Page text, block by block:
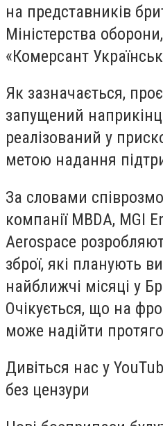
на представників
Міністерства
«Комерсант
Як зазначається,
запущений
реалізований у
метою надання
За словами
компанії MBDA, MGI
Aerospace
зброї, які планують
найближчі місяці у
Очікується, що на
може надійти
Дивіться нас у
без цензури